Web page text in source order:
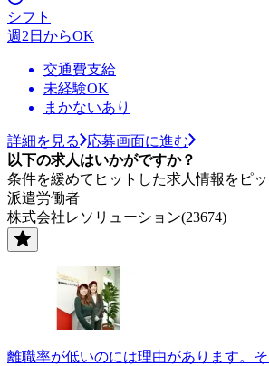
シフト
週2日からOK
交通費支給
未経験OK
まかないあり
詳細を見る
応募画面に進む
以下の求人はいかがですか？
条件を緩めてヒットした求人情報をピ
派遣労働者
株式会社レソリューション(23674)
離職率が低いのには理由があります。